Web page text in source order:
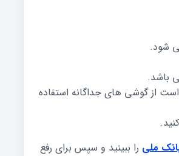
شود.
باشد.
از گوشی های جداگانه استفاده
ملی را ببینید و سپس برای رفع